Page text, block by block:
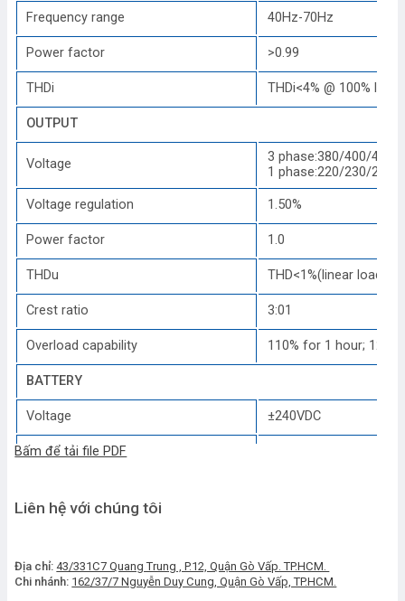
Frequency range 40Hz-70Hz
Power factor >0.99
THDi THDi<4% @ 100%
OUTPUT
Voltage
3 phase:380/400/415V
1 phase:220/230/240V
Voltage regulation 1.50%
Power factor 1.0
THDu THD<1%(linear load
Crest ratio 3:01
Overload capability 110% for 1 hour;
BATTERY
Voltage ±240VDC
Charge power
System efficiency Normal mode:95%
7.0” Color touch
Bấm để tải file PDF
Liên hệ với chúng tôi
Địa chỉ: 43/331C7 Quang Trung , P.12, Quận Gò Vấp. TP.HCM.
Chi nhánh: 162/37/7 Nguyễn Duy Cung, Quận Gò Vấp, TP.HCM.